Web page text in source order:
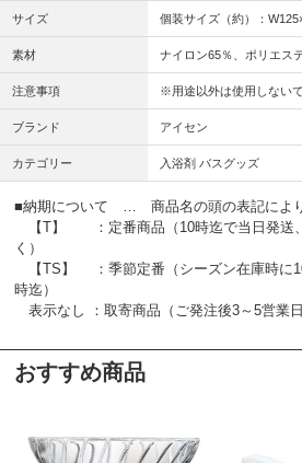
サイズ 個装サイズ（約）：
素材 ナイロン65％、ポリエス
注意事項 ※用途以外は使用しないで
ブランド アイセン
カテゴリー 入浴剤 バスグッズ
■納期について … 商品名の頭の表記により
【T】 ：定番商品（10時迄で当日発送
く）
【TS】 ：季節定番（シーズン在庫時に
時迄）
表示なし ：取寄商品（ご発注後3～5営業日
おすすめ商品